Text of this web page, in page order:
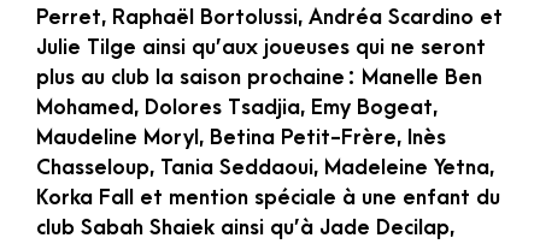
Perret, Raphaël Bortolussi, Andréa Scardino et
Julie Tilge ainsi qu’aux joueuses qui ne seront
plus au club la saison prochaine : Manelle Ben
Mohamed, Dolores Tsadjia, Emy Bogeat,
Maudeline Moryl, Betina Petit-Frère, Inès
Chasseloup, Tania Seddaoui, Madeleine Yetna,
Korka Fall et mention spéciale à une enfant du
club Sabah Shaiek ainsi qu’à Jade Decilap,